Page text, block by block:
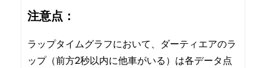
注意点：
ラップタイムグラフにおいて、ダーティエアのラ
ップ（前方2秒以内に他車がいる）は各データ点